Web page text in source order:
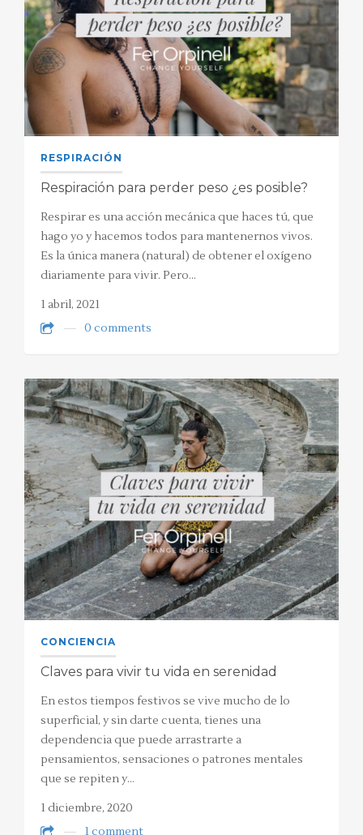
RESPIRACIÓN
Respiración para perder peso ¿es posible?
Respirar es una acción mecánica que haces tú, que
hago yo y hacemos todos para mantenernos vivos.
Es la única manera (natural) de obtener el oxígeno
diariamente para vivir. Pero…
1 abril, 2021
0 comments
CONCIENCIA
Claves para vivir tu vida en serenidad
En estos tiempos festivos se vive mucho de lo
superficial, y sin darte cuenta, tienes una
dependencia que puede arrastrarte a
pensamientos, sensaciones o patrones mentales
que se repiten y…
1 diciembre, 2020
1 comment